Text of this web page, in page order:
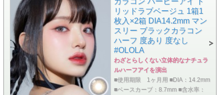
リッドラブベージュ 1箱1
枚入×2箱 DIA14.2mm マン
スリー ブラックカラコン
ハーフ 度あり 度なし
#OLOLA
わざとらしくない立体的なナチュラ
ルハーフアイを演出
■使用期限 1ヶ月用 ■DIA：14.2mm
■ベースカーブ：8.7mm ■含水率：